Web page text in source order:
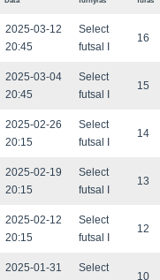
2025-03-12
20:45
Select
futsal I
16
2025-03-04
20:45
Select
futsal I
15
2025-02-26
20:15
Select
futsal I
14
2025-02-19
20:15
Select
futsal I
13
2025-02-12
20:15
Select
futsal I
12
2025-01-31
Select
10